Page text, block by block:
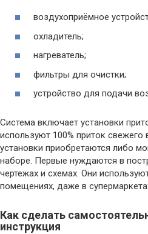
воздухоприёмное
охладитель;
нагреватель;
фильтры для очистки;
устройство для подачи
Система включает установки
используют 100% приток
установки приобретаются либо
наборе. Первые нуждаются в
чертежах и схемах. Они
помещениях, даже в
Как сделать
инструкция